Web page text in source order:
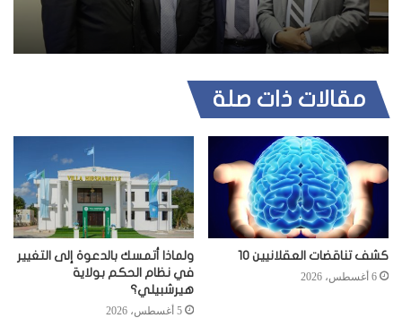
مقالات ذات صلة
كشف تناقضات العقلانيين 10
6 أغسطس، 2026
ولماذا أتمسك بالدعوة إلى التغيير
في نظام الحكم بولاية
هيرشبيلي؟
5 أغسطس، 2026